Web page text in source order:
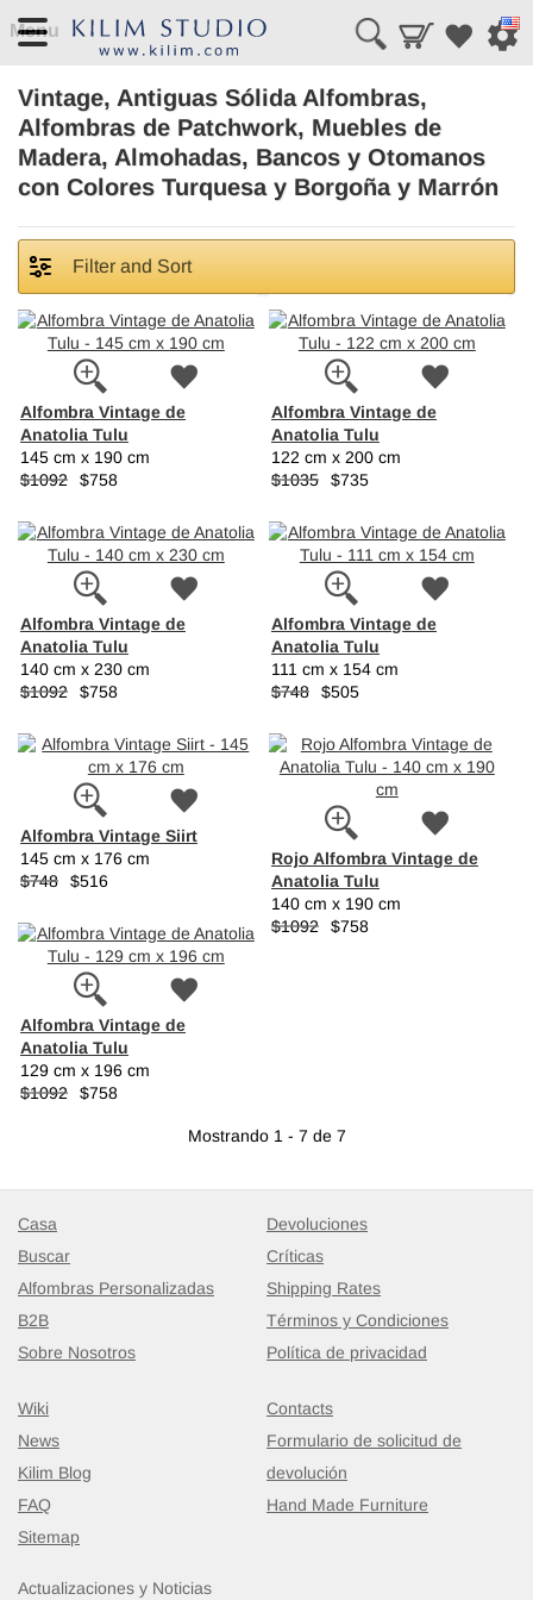
Menu
Vintage, Antiguas Sólida Alfombras,
Alfombras de Patchwork, Muebles de
Madera, Almohadas, Bancos y Otomanos
con Colores Turquesa y Borgoña y Marrón
Filter and Sort
Alfombra Vintage de
Anatolia Tulu
145 cm x 190 cm
$1092 $758
Alfombra Vintage de
Anatolia Tulu
122 cm x 200 cm
$1035 $735
Alfombra Vintage de
Anatolia Tulu
140 cm x 230 cm
$1092 $758
Alfombra Vintage de
Anatolia Tulu
111 cm x 154 cm
$748 $505
Alfombra Vintage Siirt
145 cm x 176 cm
$748 $516
Rojo Alfombra Vintage de
Anatolia Tulu
140 cm x 190 cm
$1092 $758
Alfombra Vintage de
Anatolia Tulu
129 cm x 196 cm
$1092 $758
Mostrando 1 - 7 de 7
Casa
Buscar
Alfombras Personalizadas
B2B
Sobre Nosotros
Devoluciones
Críticas
Shipping Rates
Términos y Condiciones
Política de privacidad
Wiki
News
Kilim Blog
FAQ
Sitemap
Contacts
Formulario de solicitud de
devolución
Hand Made Furniture
Actualizaciones y Noticias